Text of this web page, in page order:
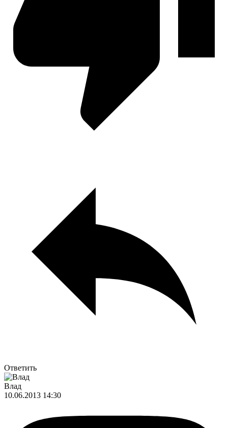
Ответить
Влад
10.06.2013 14:30